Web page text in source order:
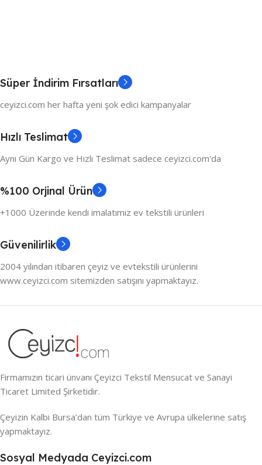
Süper İndirim Fırsatları
ceyizci.com her hafta yeni şok edici kampanyalar
Hızlı Teslimat
Aynı Gün Kargo ve Hızlı Teslimat sadece ceyizci.com'da
%100 Orjinal Ürün
+1000 Üzerinde kendi imalatımız ev tekstili ürünleri
Güvenilirlik
2004 yılından itibaren çeyiz ve evtekstili ürünlerini
www.ceyizci.com sitemizden satışını yapmaktayız.
Firmamızın ticari ünvanı Çeyizci Tekstil Mensucat ve Sanayi
Ticaret Limited Şirketidir.
Çeyizin Kalbi Bursa’dan tüm Türkiye ve Avrupa ülkelerine satış
yapmaktayız.
Sosyal Medyada Ceyizci.com